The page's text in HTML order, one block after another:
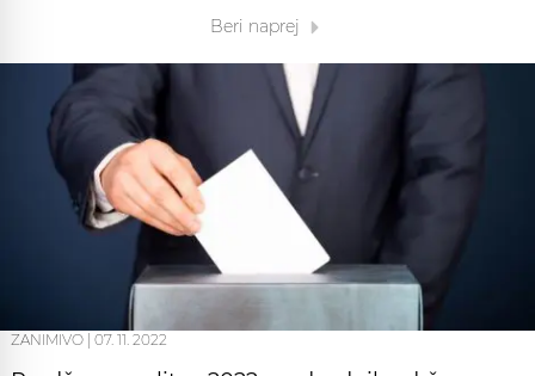
Beri naprej
ZANIMIVO 07. 11. 2022